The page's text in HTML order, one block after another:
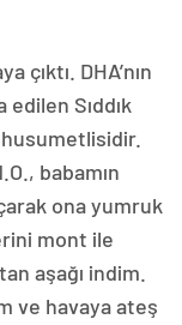
DHA’nın
Sıddık
husumetlisidir.
babamın
ona yumruk
mont ile
aşağı indim.
ve havaya ateş